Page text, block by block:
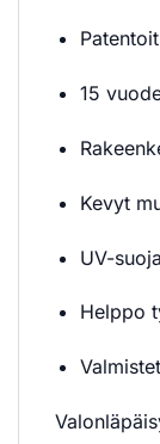
15
Kevyt
UV-
Helppo